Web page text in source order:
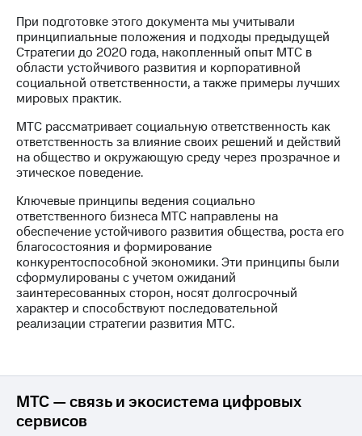
МТС
о технологиях
Достижения
Интервью
Финансовая
отчетность
Контакты
Пригласить
спикера
и акционерам
Корпоративное
управление
Корпоративный
секретарь
Информация
акционерам
Документы
ПАО
При подготовке этого документа мы учитывали
принципиальные положения и подходы предыдущей
Стратегии до 2020 года, накопленный опыт МТС в
области устойчивого развития и корпоративной
социальной ответственности, а также примеры лучших
мировых практик.
МТС рассматривает социальную ответственность как
ответственность за влияние своих решений и действий
на общество и окружающую среду через прозрачное и
этическое поведение.
Ключевые принципы ведения социально
ответственного бизнеса МТС направлены на
обеспечение устойчивого развития общества, роста его
благосостояния и формирование
конкурентоспособной экономики. Эти принципы были
сформулированы с учетом ожиданий
заинтересованных сторон, носят долгосрочный
характер и способствуют последовательной
реализации стратегии развития МТС.
МТС — связь и экосистема цифровых
сервисов